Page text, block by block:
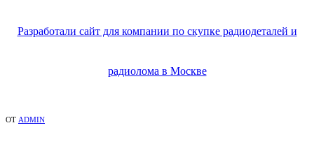
Разработали сайт для компании по скупке радиодеталей и
радиолома в Москве
ОТ ADMIN